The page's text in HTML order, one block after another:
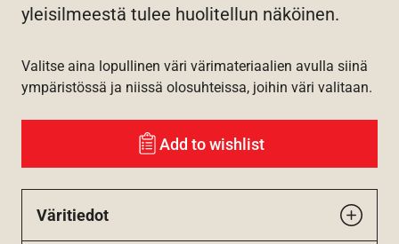
yleisilmeestä tulee huolitellun näköinen.
Valitse aina lopullinen väri värimateriaalien avulla siinä
ympäristössä ja niissä olosuhteissa, joihin väri valitaan.
Add to wishlist
Väritiedot